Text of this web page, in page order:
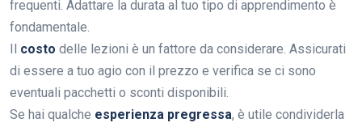
frequenti. Adattare la durata al tuo tipo di apprendimento è
fondamentale.
costo delle lezioni è un fattore da considerare. Assicurati
di essere a tuo agio con il prezzo e verifica se ci sono
eventuali pacchetti o sconti disponibili.
Se hai qualche esperienza pregressa, è utile condividerla